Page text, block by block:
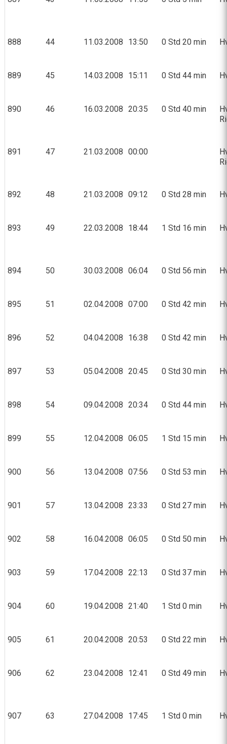
888 44 11.03.2008 13:50 0 Std 20 min
889 45 14.03.2008 15:11 0 Std 44 min
890 46 16.03.2008 20:35 0 Std 40 min
891 47 21.03.2008 00:00
892 48 21.03.2008 09:12 0 Std 28 min
893 49 22.03.2008 18:44 1 Std 16 min
894 50 30.03.2008 06:04 0 Std 56 min
895 51 02.04.2008 07:00 0 Std 42 min
896 52 04.04.2008 16:38 0 Std 42 min
897 53 05.04.2008 20:45 0 Std 30 min
898 54 09.04.2008 20:34 0 Std 44 min
899 55 12.04.2008 06:05 1 Std 15 min
900 56 13.04.2008 07:56 0 Std 53 min
901 57 13.04.2008 23:33 0 Std 27 min
902 58 16.04.2008 06:05 0 Std 50 min
903 59 17.04.2008 22:13 0 Std 37 min
904 60 19.04.2008 21:40 1 Std 0 min
905 61 20.04.2008 20:53 0 Std 22 min
906 62 23.04.2008 12:41 0 Std 49 min
907 63 27.04.2008 17:45 1 Std 0 min